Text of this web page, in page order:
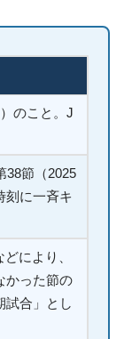
のこと。J
38節（2025
刻に一斉キ
により、
かった節の
試合」とし